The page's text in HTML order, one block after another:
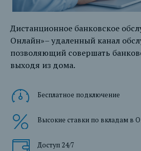
Дистанционное банковское
Онлайн»– удаленный канал
позволяющий совершать
выходя из дома.
Бесплатное подключение
Высокие ставки по вкладам в
Доступ 24/7